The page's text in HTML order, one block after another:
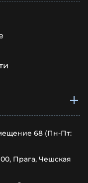
68 (Пн-Пт:
Прага, Чешская